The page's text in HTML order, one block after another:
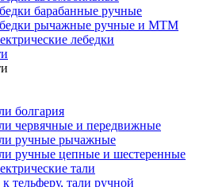
барабанные ручные
рычажные ручные и МТМ
лебедки
болгария
червячные и передвижные
ручные рычажные
ручные цепные и шестеренные
тали
тельферу, тали ручной